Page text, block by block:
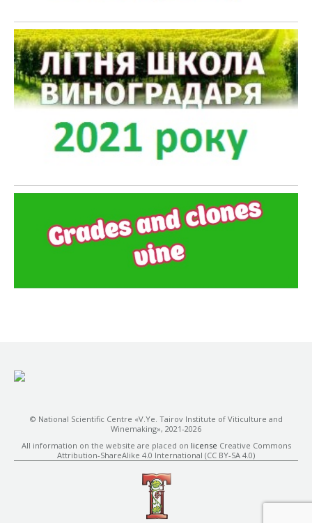
© National Scientific Centre «V.Ye. Tairov Institute of Viticulture and
Winemaking», 2021-2026
All information on the website are placed on license Creative Commons
Attribution-ShareAlike 4.0 International (CC BY-SA 4.0)